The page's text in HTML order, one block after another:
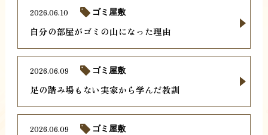
自分の部屋がゴミの山になった理由
2026.06.10 ゴミ屋敷
足の踏み場もない実家から学んだ教訓
2026.06.09 ゴミ屋敷
2026.06.09 ゴミ屋敷